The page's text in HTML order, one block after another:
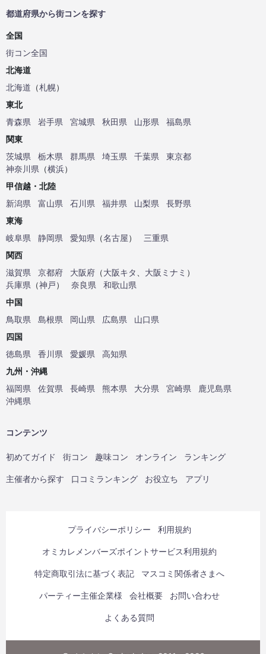
都道府県から街コンを探す
全国
街コン全国
北海道
北海道 （札幌）
東北
青森県
岩手県 宮城県 秋田県 山形県
福島県
関東
茨城県
栃木県 群馬県 埼玉県 千葉県
東京都
神奈川県 （横浜）
甲信越・北陸
新潟県
富山県 石川県 福井県 山梨県
長野県
東海
岐阜県
静岡県 愛知県 （名古屋）
三重県
関西
滋賀県
京都府 大阪府 （大阪キタ 大阪ミナミ ）
兵庫県 （神戸） 奈良県
和歌山県
中国
鳥取県
島根県 岡山県 広島県
山口県
四国
徳島県
香川県 愛媛県
高知県
九州・沖縄
福岡県
佐賀県 長崎県 熊本県 大分県 宮崎県
鹿児島県
沖縄県
コンテンツ
初めてガイド 街コン 趣味コン オンライン ランキング
主催者から探す 口コミランキング お役立ち アプリ
プライバシーポリシー 利用規約
オミカレメンバーズポイントサービス利用規約
特定商取引法に基づく表記 マスコミ関係者さまへ
パーティー主催企業様 会社概要 お問い合わせ
よくある質問